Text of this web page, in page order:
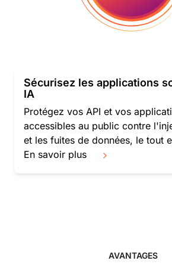
Sécurisez les applications
IA
Protégez vos API et vos
accessibles au public contre
et les fuites de données, le tout
En savoir plus
AVANTAGES